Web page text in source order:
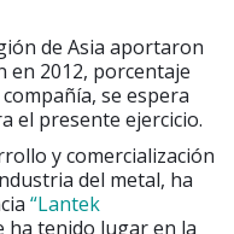
de Asia aportaron
en 2012, porcentaje
se espera
el presente ejercicio.
y comercialización
del metal, ha
“Lantek
ha tenido lugar en la